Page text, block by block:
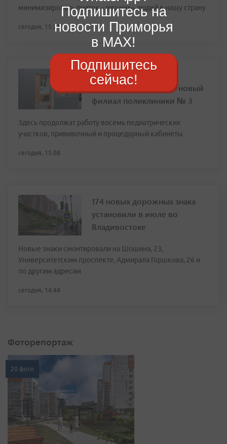
минимизировать приток «лишних» людей в нашу страну
сегодня, 15:21
Более 10 тысяч детей
Владивостока примет новый
филиал поликлиники № 3
Здесь продолжат работу восемь педиатрических
участков, прививочный и процедурный кабинеты
сегодня, 15:08
174 новых дорожных знака
установили в июле во
Владивостоке
Новые знаки смонтировали на Шошина, 23,
Университетским проспекте, Адмирала Горшкова, 26 и
по другим адресам
сегодня, 14:44
Фоторепортаж
20 фото
Подпишитесь на
новости Приморья
в MAX!
Подпишитесь
сейчас!